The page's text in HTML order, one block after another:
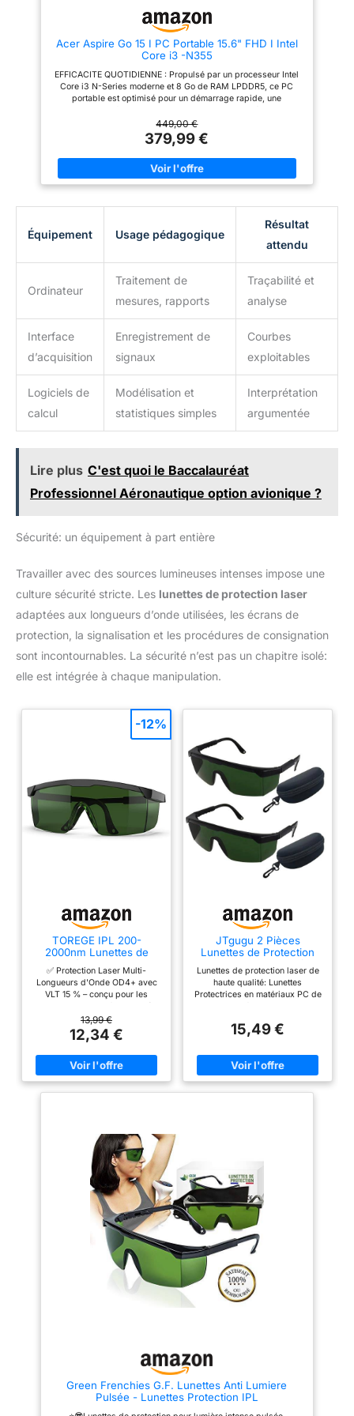
Acer Aspire Go 15 I PC Portable 15.6" FHD I Intel
Core i3 -N355
EFFICACITE QUOTIDIENNE : Propulsé par un processeur Intel
Core i3 N-Series moderne et 8 Go de RAM LPDDR5, ce PC
portable est optimisé pour un démarrage rapide, une
applications de bureautique et d'étude. ECRAN 15.6" FULL HD
CONFORTABLE : Profitez d'une qualité d'image nette sur
l'écran Full HD (1920x1080) de 15,6 pouces. La technologie
Anti-reflet réduit la fatigue oculaire, idéal pour les longues
sessions de travail ou le visionnage de contenu. DEMARRAGE
INSTANTANE : Le SSD NVMe de 256 Go assure un stockage
l'ordinateur démarre en quelques secondes, améliorant
NOMADISME : Léger et fin, cet Aspire Go 15 est facile à
transporter. Il intègre un Pavé Numérique très utile sur le
clavier et une large connectivité pour tous vos périphériques
(USB 3.2, HDMI). UN ENVIRONNEMENT SOUS WINDOWS 11:
Livré avec Windows 11 Home, bénéficiez d'une interface
intuitive, de fonctionnalités de sécurité avancées et d'une
intégration fluide avec tous les services Microsoft.
449,00 €
379,99 €
Équipement Usage pédagogique
Résultat
attendu
Ordinateur
Traitement de
mesures, rapports
Traçabilité et
analyse
Interface
d’acquisition
Enregistrement de
signaux
Courbes
exploitables
Logiciels de
calcul
Modélisation et
statistiques simples
Interprétation
argumentée
Lire plus C'est quoi le Baccalauréat
Professionnel Aéronautique option avionique ?
Sécurité: un équipement à part entière
Travailler avec des sources lumineuses intenses impose une
culture sécurité stricte. Les lunettes de protection laser
adaptées aux longueurs d’onde utilisées, les écrans de
protection, la signalisation et les procédures de consignation
sont incontournables. La sécurité n’est pas un chapitre isolé:
elle est intégrée à chaque manipulation.
TOREGE IPL 200-
2000nm Lunettes de
de protection pour les
yeux, Lunettes de
protection pour l'épilation
Femme
✅ Protection Laser Multi-
Longueurs d'Onde OD4+ avec
VLT 15 % – conçu pour les
compris 445 nm, 532 nm, 585
nm, 650 nm, 755 nm)
couramment utilisés pour
l’épilation au laser, le
détatouage, les traitements
esthétiques IPL et les
99,99 % de la lumière nuisible,
conformément à la norme de
sécurité ANSI Z136.1 ✅ Bras
Réglables sur 4 Crans pour un
Confort Toute la Journée Les
bras se règlent sur 4 positions
pour s’adapter à des formes de
tête petites à grandes sans
glisser. La conception
enveloppante empêche les
réflexions laser parasites
provenant des angles latéraux.
Le cadre léger et les coussinets
de nez doux vous permettent de
Spectral Complet La lentille
également les rayons UV, bleus,
rouges et infrarouges des
13,99 €
12,34 €
-12%
JTgugu 2 Pièces
Lunettes de Protection
pour Laser Vert -Boîte
Incluse
Lunettes de protection laser de
haute qualité: Lunettes
Protectrices en matériaux PC de
effet de protection remarquable.
des bras est réglable pour 4
modes d'environ 2 cm (9,5 - 11,5
cm). Les pièces latérales et
corde pour faciliter la
suspension autour du cou ou
sur le mur. Visibilité laser
améliorée: Lorsque la
puissance de l'outil laser est
faible et que le faisceau laser
est sombre, le port des lunettes
peut augmenter dans une
certaine mesure la visibilité de
la ligne laser verte ou du point
laser vert. Réduire la pression
oculaire: Si vous vous sentez
fatigué des yeux par le faisceau
15,49 €
Green Frenchies G.F. Lunettes Anti Lumiere
Pulsée - Lunettes Protection IPL